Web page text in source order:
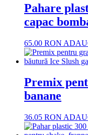
Pahare
capac
65.00 RON
Premix
banane
36.05 RON